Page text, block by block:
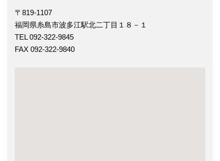
〒819-1107
福岡県糸島市波多江駅北二丁目１８－１
TEL 092-322-9845
FAX 092-322-9840